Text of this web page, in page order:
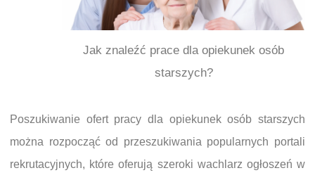
Jak znaleźć prace dla opiekunek osób
starszych?
Poszukiwanie ofert pracy dla opiekunek osób starszych
można rozpocząć od przeszukiwania popularnych portali
rekrutacyjnych, które oferują szeroki wachlarz ogłoszeń w